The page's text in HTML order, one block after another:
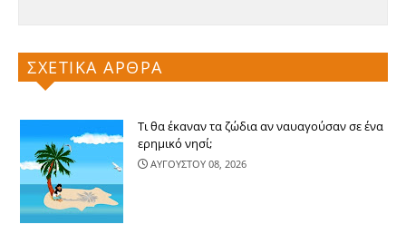
ΣΧΕΤΙΚΑ ΑΡΘΡΑ
Τι θα έκαναν τα ζώδια αν ναυαγούσαν σε ένα
ερημικό νησί;
ΑΥΓΟΥΣΤΟΥ 08, 2026